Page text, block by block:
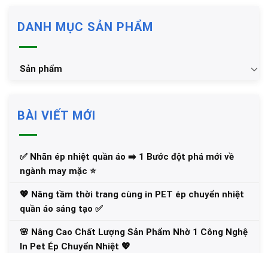
DANH MỤC SẢN PHẨM
Sản phẩm
BÀI VIẾT MỚI
✅‪ Nhãn ép nhiệt quần áo ➡️ 1 Bước đột phá mới về
ngành may mặc ⭐️
💖 Nâng tầm thời trang cùng in PET ép chuyển nhiệt
quần áo sáng tạo ✅
🌸 Nâng Cao Chất Lượng Sản Phẩm Nhờ 1 Công Nghệ
In Pet Ép Chuyển Nhiệt 💖